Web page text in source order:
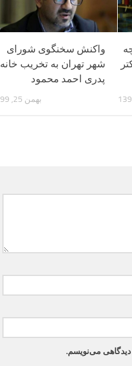
واکنش سخنگوی شورای
شهر تهران به تخریب خانه
پدری احمد محمود
بهمن 25, 1399
دیدگاهی می‌نویسم.